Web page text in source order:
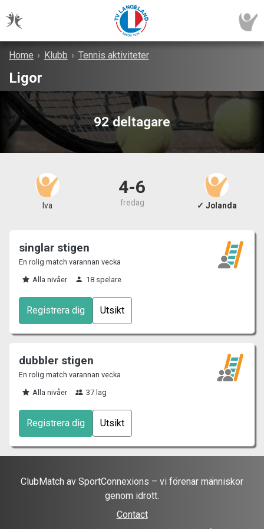
Home › Klubb › Tennis aktiviteter
Ligor
92 deltagare
Iva
4-6
fredag ✓ Jolanda
singlar stigen
En rolig match varannan vecka
Alla nivåer
18 spelare
Registrera dig Utsikt
dubbler stigen
En rolig match varannan vecka
Alla nivåer
37 lag
Registrera dig Utsikt
ClubMatch av SportConnexions – vi förenar människor
genom idrott.
Contact